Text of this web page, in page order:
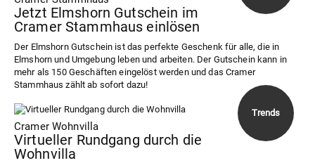
Jetzt Elmshorn Gutschein im
Cramer Stammhaus einlösen
Der Elmshorn Gutschein ist das perfekte Geschenk für alle, die in
Elmshorn und Umgebung leben und arbeiten. Der Gutschein kann in
mehr als 150 Geschäften eingelöst werden und das Cramer
Stammhaus zählt ab sofort dazu!
Cramer Wohnvilla
Virtueller Rundgang durch die
Wohnvilla